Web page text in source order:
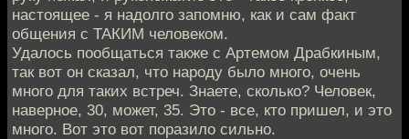
настоящее - я надолго запомню, как и сам факт
общения с ТАКИМ человеком.
Удалось пообщаться также с Артемом Драбкиным,
так вот он сказал, что народу было много, очень
много для таких встреч. Знаете, сколько? Человек,
наверное, 30, может, 35. Это - все, кто пришел, и это
много. Вот это вот поразило сильно.